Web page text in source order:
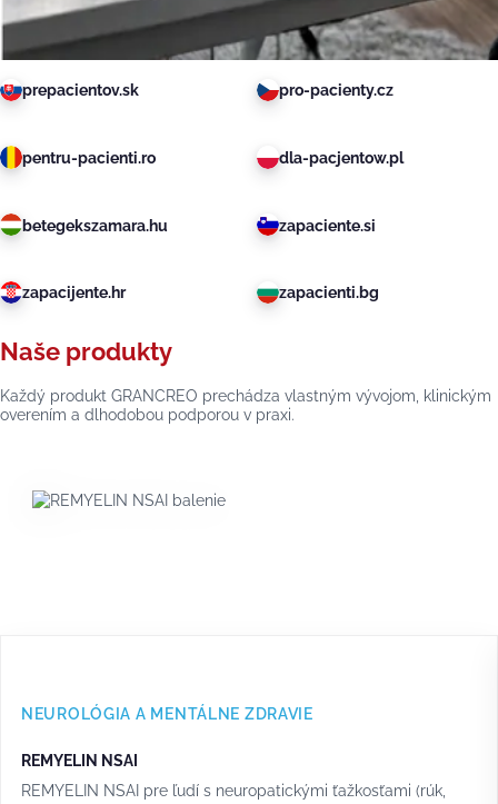
prepacientov.sk pro-pacienty.cz
pentru-pacienti.ro dla-pacjentow.pl
betegekszamara.hu zapaciente.si
zapacijente.hr zapacienti.bg
Naše produkty
Každý produkt GRANCREO prechádza vlastným vývojom, klinickým
overením a dlhodobou podporou v praxi.
NEUROLÓGIA A MENTÁLNE ZDRAVIE
REMYELIN NSAI
REMYELIN NSAI pre ľudí s neuropatickými ťažkosťami (rúk,